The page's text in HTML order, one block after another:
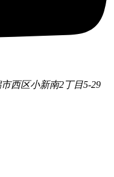
西区小新南2丁目5-29